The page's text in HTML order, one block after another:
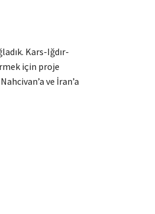
Kars-Iğdır-
için proje
ve İran’a